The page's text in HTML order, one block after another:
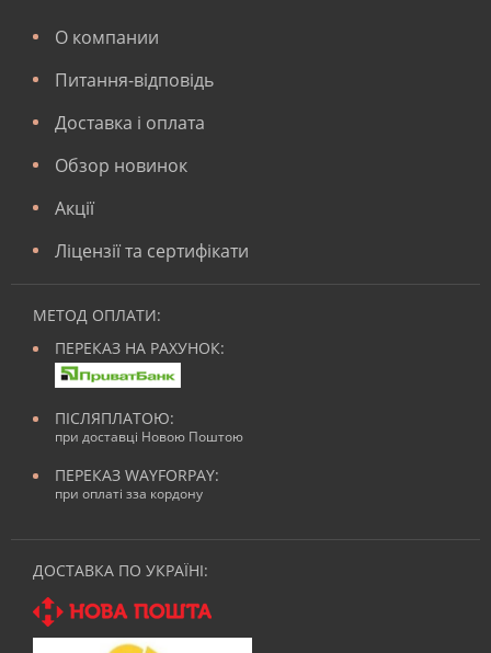
О компании
Питання-відповідь
Доставка і оплата
Обзор новинок
Акції
Ліцензії та сертифікати
МЕТОД ОПЛАТИ:
ПЕРЕКАЗ НА РАХУНОК:
ПІСЛЯПЛАТОЮ:
при доставці Новою Поштою
ПЕРЕКАЗ WAYFORPAY:
при оплаті зза кордону
ДОСТАВКА ПО УКРАЇНІ: